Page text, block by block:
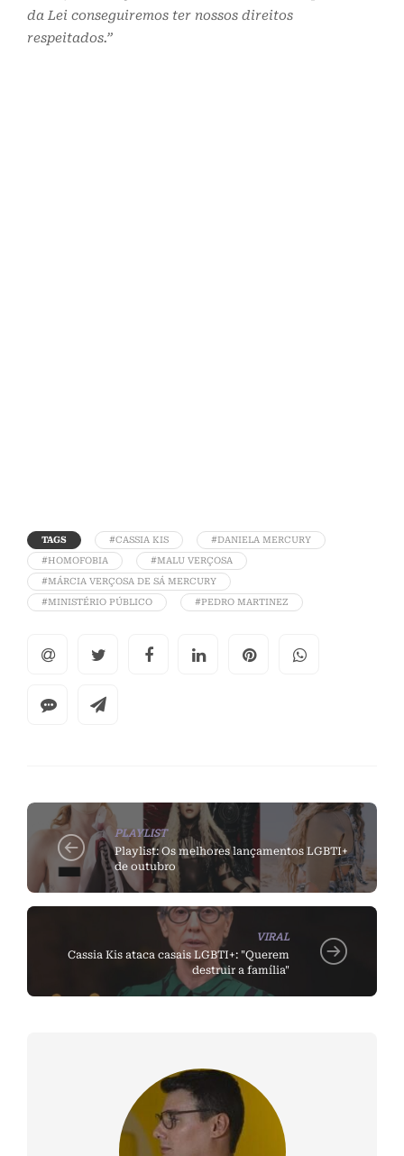
da Lei conseguiremos ter nossos direitos
respeitados.”
TAGS #CASSIA KIS #DANIELA MERCURY
#HOMOFOBIA #MALU VERÇOSA
#MÁRCIA VERÇOSA DE SÁ MERCURY
#MINISTÉRIO PÚBLICO #PEDRO MARTINEZ
PLAYLIST
Playlist: Os melhores lançamentos LGBTI+
de outubro
VIRAL
Cassia Kis ataca casais LGBTI+: "Querem
destruir a família"